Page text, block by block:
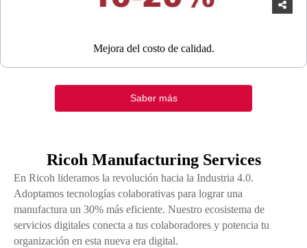
Mejora del costo de calidad.
Saber más
Ricoh Manufacturing Services
En Ricoh lideramos la revolución hacia la Industria 4.0.
Adoptamos tecnologías colaborativas para lograr una
manufactura un 30% más eficiente. Nuestro ecosistema de
servicios digitales conecta a tus colaboradores y potencia tu
organización en esta nueva era digital.